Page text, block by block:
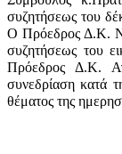
συζητήσεως του
Ο Πρόεδρος Δ.Κ.
συζητήσεως του
Πρόεδρος Δ.Κ.
συνεδρίαση κατά
θέματος της